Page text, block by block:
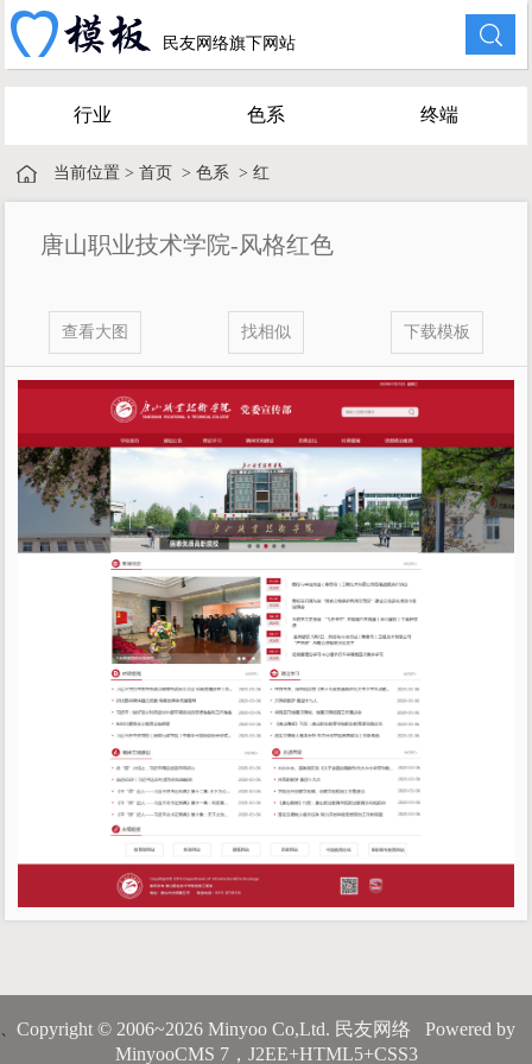
民友网络旗下网站
行业 色系 终端
当前位置 >首页 >色系 >红
唐山职业技术学院-风格红色
Copyright © 2006~2026 Minyoo Co,Ltd. 民友网络 Powered by
MinyooCMS 7，J2EE+HTML5+CSS3